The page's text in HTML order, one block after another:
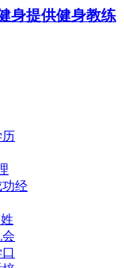
身提供健身教练
历
经